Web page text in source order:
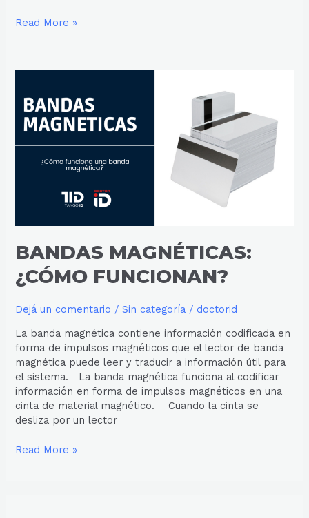
Read More »
BANDAS MAGNÉTICAS:
¿CÓMO FUNCIONAN?
Dejá un comentario /Sin categoría / doctorid
La banda magnética contiene información codificada en
forma de impulsos magnéticos que el lector de banda
magnética puede leer y traducir a información útil para
el sistema. La banda magnética funciona al codificar
información en forma de impulsos magnéticos en una
cinta de material magnético. Cuando la cinta se
desliza por un lector
¿CÓMO
FUNCIONAN?
Read More »